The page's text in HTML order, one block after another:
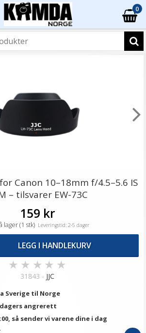
0
Canon 10–18mm f/4.5–5.6 IS
– tilsvarer EW-73C
159 kr
lager (1 stk)Leveringstid: 2-5 dager
LEGG I HANDLEKURV
★ ★ ★ ★ ★
31843 - JJC
Sverige til Norge
angrerett
så sender vi varene dine i dag